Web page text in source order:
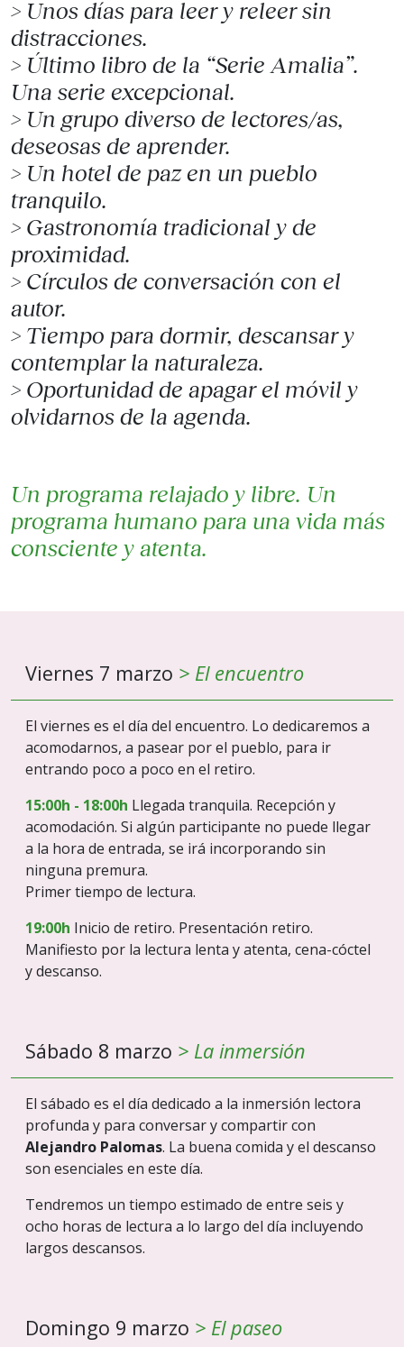
> Unos días para leer y releer sin
distracciones.
> Último libro de la “Serie Amalia”.
Una serie excepcional.
> Un grupo diverso de lectores/as,
deseosas de aprender.
> Un hotel de paz en un pueblo
tranquilo.
> Gastronomía tradicional y de
proximidad.
> Círculos de conversación con el
autor.
> Tiempo para dormir, descansar y
contemplar la naturaleza.
> Oportunidad de apagar el móvil y
olvidarnos de la agenda.
Un programa relajado y libre. Un
programa humano para una vida más
consciente y atenta.
Viernes 7 marzo > El encuentro
El viernes es el día del encuentro. Lo dedicaremos a
acomodarnos, a pasear por el pueblo, para ir
entrando poco a poco en el retiro.
15:00h - 18:00h Llegada tranquila. Recepción y
acomodación. Si algún participante no puede llegar
a la hora de entrada, se irá incorporando sin
ninguna premura.
Primer tiempo de lectura.
19:00h Inicio de retiro. Presentación retiro.
Manifiesto por la lectura lenta y atenta, cena-cóctel
y descanso.
Sábado 8 marzo > La inmersión
El sábado es el día dedicado a la inmersión lectora
profunda y para conversar y compartir con
Alejandro Palomas. La buena comida y el descanso
son esenciales en este día.
Tendremos un tiempo estimado de entre seis y
ocho horas de lectura a lo largo del día incluyendo
largos descansos.
Domingo 9 marzo > El paseo